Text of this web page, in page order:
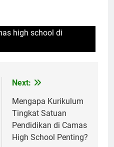
high school di
Next:
Mengapa Kurikulum
Tingkat Satuan
Pendidikan di Camas
High School Penting?